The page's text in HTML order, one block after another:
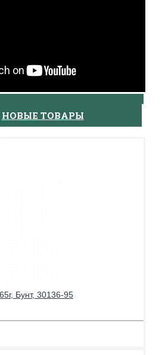
НОВЫЕ ТОВАРЫ
Бунт, 30136-95